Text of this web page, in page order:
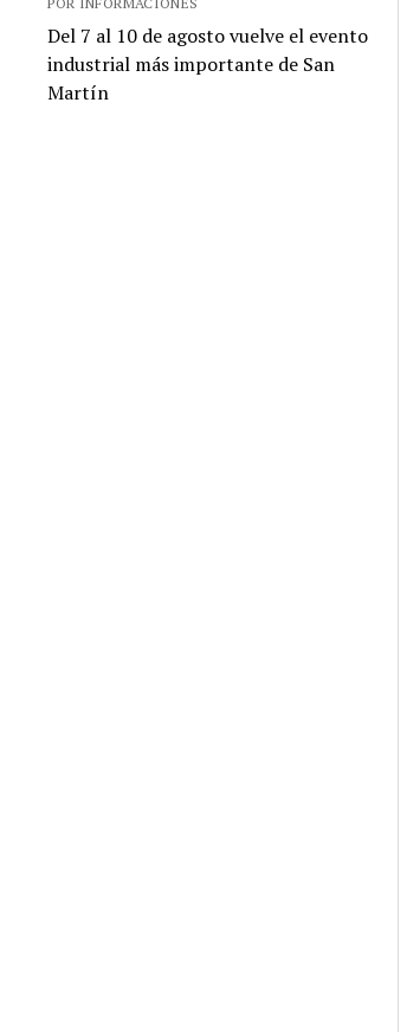
Del 7 al 10 de agosto vuelve el evento
industrial más importante de San
Martín